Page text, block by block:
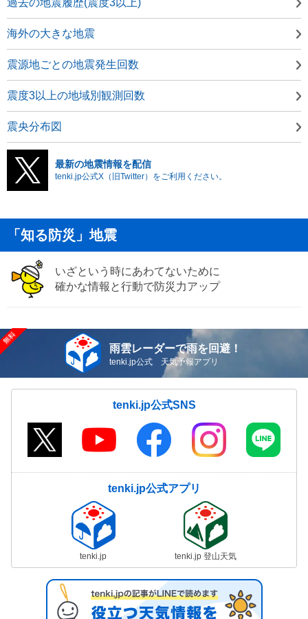
海外の大きな地震
震源地ごとの地震発生回数
震度3以上の地域別観測回数
震央分布図
最新の地震情報を配信
tenki.jp公式X（旧Twitter）をご利用ください。
「知る防災」地震
いざという時にあわてないために
確かな情報と行動で防災力アップ
雨雲レーダーで雨を回避！
tenki.jp公式 天気予報アプリ
tenki.jp公式SNS
tenki.jp公式アプリ
tenki.jp tenki.jp 登山天気